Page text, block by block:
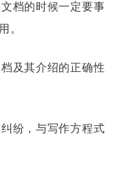
档的时候一定要事
。
及其介绍的正确性
纷，与写作方程式